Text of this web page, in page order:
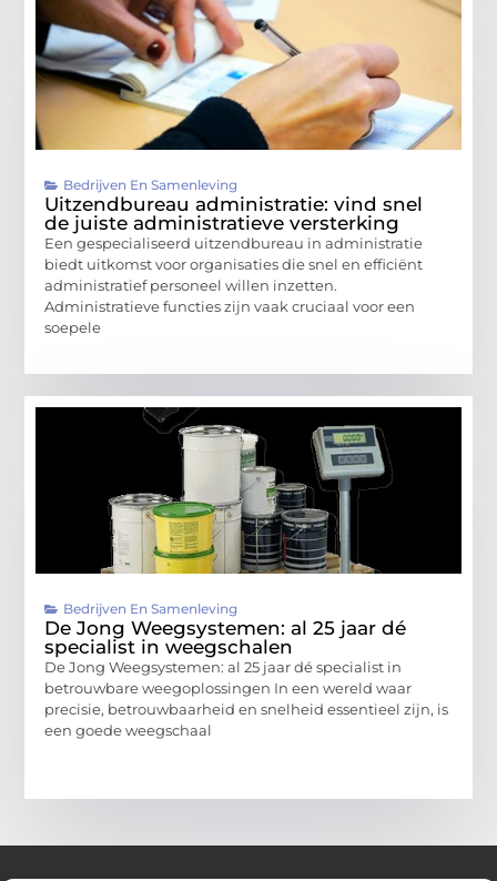
Bedrijven En Samenleving
Uitzendbureau administratie: vind snel
de juiste administratieve versterking
Een gespecialiseerd uitzendbureau in administratie
biedt uitkomst voor organisaties die snel en efficiënt
administratief personeel willen inzetten.
Administratieve functies zijn vaak cruciaal voor een
soepele
Bedrijven En Samenleving
De Jong Weegsystemen: al 25 jaar dé
specialist in weegschalen
De Jong Weegsystemen: al 25 jaar dé specialist in
betrouwbare weegoplossingen In een wereld waar
precisie, betrouwbaarheid en snelheid essentieel zijn, is
een goede weegschaal